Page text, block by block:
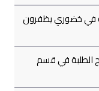
في خضوري يظفرون
الطلبة في قسم